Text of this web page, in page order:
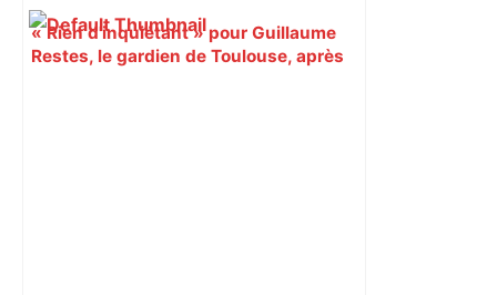
« Rien d'inquiétant » pour Guillaume
Restes, le gardien de Toulouse, après